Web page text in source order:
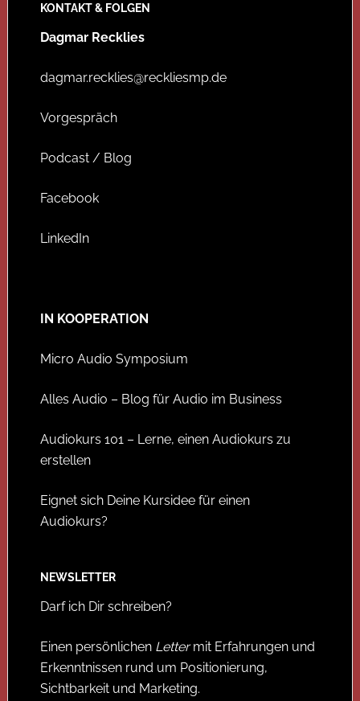
KONTAKT & FOLGEN
Dagmar Recklies
dagmar.recklies@reckliesmp.de
Vorgespräch
Podcast / Blog
Facebook
LinkedIn
IN KOOPERATION
Micro Audio Symposium
Alles Audio – Blog für Audio im Business
Audiokurs 101 – Lerne, einen Audiokurs zu
erstellen
Eignet sich Deine Kursidee für einen
Audiokurs?
NEWSLETTER
Darf ich Dir schreiben?
Einen persönlichen Lettermit Erfahrungen und
Erkenntnissen rund um Positionierung,
Sichtbarkeit und Marketing.